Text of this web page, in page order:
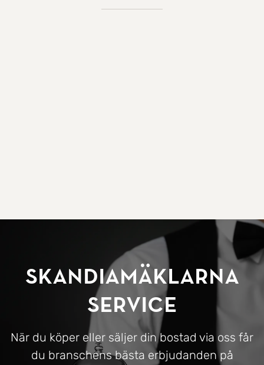
SkandiaMäklarna
Service
När du köper eller säljer din bostad via oss får
du branschens bästa erbjudanden på